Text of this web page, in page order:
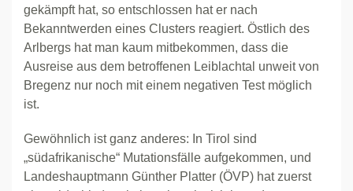
gekämpft hat, so entschlossen hat er nach
Bekanntwerden eines Clusters reagiert. Östlich des
Arlbergs hat man kaum mitbekommen, dass die
Ausreise aus dem betroffenen Leiblachtal unweit von
Bregenz nur noch mit einem negativen Test möglich
ist.
Gewöhnlich ist ganz anderes: In Tirol sind
„südafrikanische“ Mutationsfälle aufgekommen, und
Landeshauptmann Günther Platter (ÖVP) hat zuerst